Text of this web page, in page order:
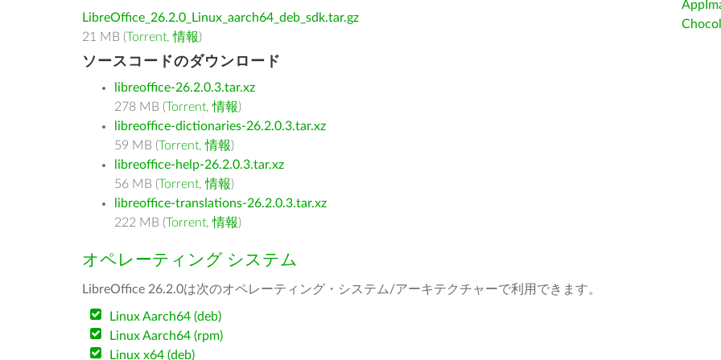
LibreOffice_26.2.0_Linux_aarch64_deb_sdk.tar.gz
21 MB (Torrent,情報)
ソースコードのダウンロード
libreoffice-26.2.0.3.tar.xz
278 MB (Torrent,情報)
libreoffice-dictionaries-26.2.0.3.tar.xz
59 MB (Torrent,情報)
libreoffice-help-26.2.0.3.tar.xz
56 MB (Torrent,情報)
libreoffice-translations-26.2.0.3.tar.xz
222 MB (Torrent,情報)
オペレーティング システム
LibreOffice 26.2.0は次のオペレーティング・システム/アーキテクチャーで利用できます。
Linux Aarch64 (deb)
Linux Aarch64 (rpm)
Linux x64 (deb)